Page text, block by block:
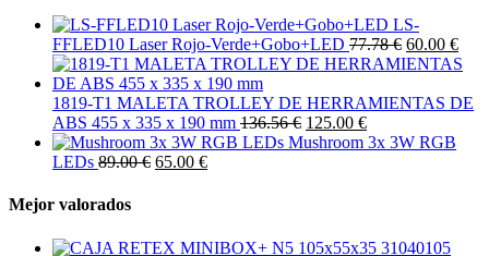
LS-
FFLED10 Laser Rojo-Verde+Gobo+LED 77.78 € 60.00 €
1819-T1 MALETA TROLLEY DE HERRAMIENTAS DE
ABS 455 x 335 x 190 mm 136.56 € 125.00 €
Mushroom 3x 3W RGB
LEDs 89.00 € 65.00 €
Mejor valorados